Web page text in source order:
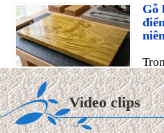
cấp, gỗ Bách Xanh từ lâu đã
các ...
Xem thêm >> Video clips